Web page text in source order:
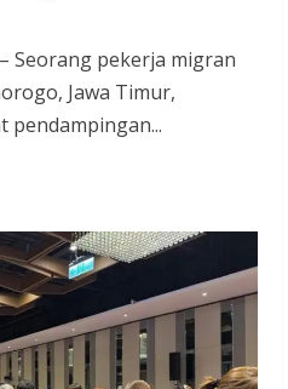
Seorang pekerja migran
Jawa Timur,
pendampingan...